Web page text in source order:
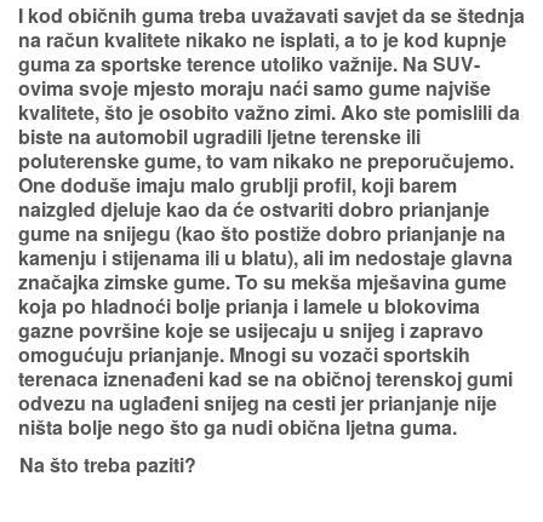
I kod običnih guma treba uvažavati savjet da se štednja
na račun kvalitete nikako ne isplati, a to je kod kupnje
guma za sportske terence utoliko važnije. Na SUV-
ovima svoje mjesto moraju naći samo gume najviše
kvalitete, što je osobito važno zimi. Ako ste pomislili da
biste na automobil ugradili ljetne terenske ili
poluterenske gume, to vam nikako ne preporučujemo.
One doduše imaju malo grublji profil, koji barem
naizgled djeluje kao da će ostvariti dobro prianjanje
gume na snijegu (kao što postiže dobro prianjanje na
kamenju i stijenama ili u blatu), ali im nedostajeglavna
značajka zimske gume. To su mekša mješavina gume
koja po hladnoći bolje prianja i lamele u blokovima
gazne površine koje se usijecaju u snijeg i zapravo
omogućuju prianjanje. Mnogi su vozači sportskih
terenaca iznenađeni kad se na običnoj terenskoj gumi
odvezu na uglađeni snijeg na cesti jer prianjanje nije
ništa bolje nego što ga nudi obična ljetna guma.
Na što treba paziti?